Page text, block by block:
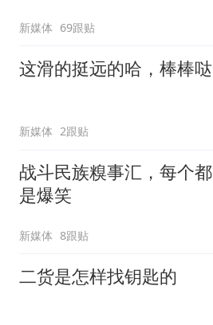
新媒体 69跟贴
这滑的挺远的哈，棒棒哒
新媒体 2跟贴
战斗民族糗事汇，每个都
是爆笑
新媒体 8跟贴
二货是怎样找钥匙的